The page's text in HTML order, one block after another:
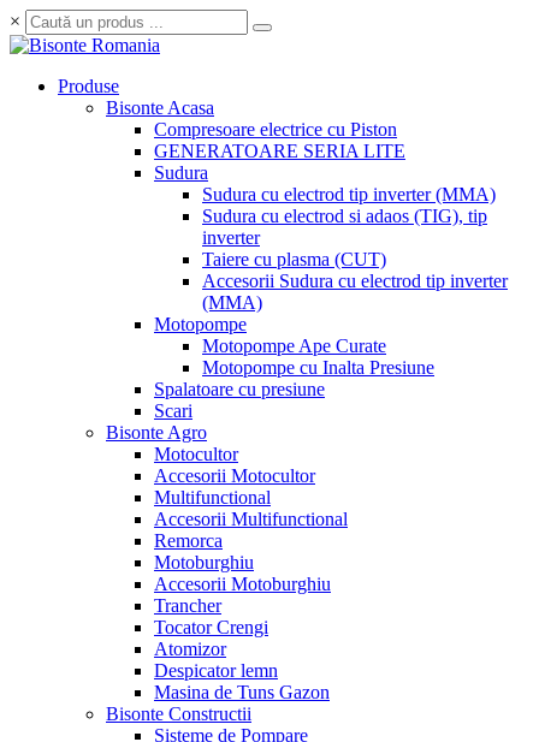
×
Produse
Bisonte Acasa
Compresoare electrice cu Piston
GENERATOARE SERIA LITE
Sudura
Sudura cu electrod tip inverter (MMA)
Sudura cu electrod si adaos (TIG), tip
inverter
Taiere cu plasma (CUT)
Accesorii Sudura cu electrod tip inverter
(MMA)
Motopompe
Motopompe Ape Curate
Motopompe cu Inalta Presiune
Spalatoare cu presiune
Scari
Bisonte Agro
Motocultor
Accesorii Motocultor
Multifunctional
Accesorii Multifunctional
Remorca
Motoburghiu
Accesorii Motoburghiu
Trancher
Tocator Crengi
Atomizor
Despicator lemn
Masina de Tuns Gazon
Bisonte Constructii
Sisteme de Pompare